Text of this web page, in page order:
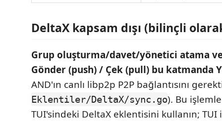
DeltaX kapsam dışı (bilinçli
Grup oluşturma/davet/yönetici atama
Gönder (push) / Çek (pull) bu katmanda
AND'ın canlı libp2p P2P bağlantısını
Eklentiler/DeltaX/sync.go). Bu
TUI'sindeki DeltaX eklentisini kullanın; TUI